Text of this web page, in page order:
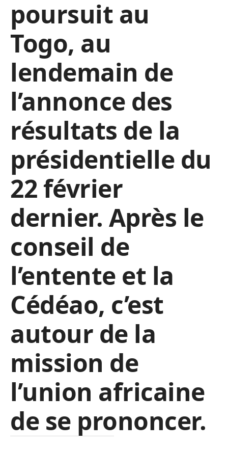
poursuit au
Togo, au
lendemain de
l’annonce des
résultats de la
présidentielle du
22 février
dernier. Après le
conseil de
l’entente et la
Cédéao, c’est
autour de la
mission de
l’union africaine
de se prononcer.